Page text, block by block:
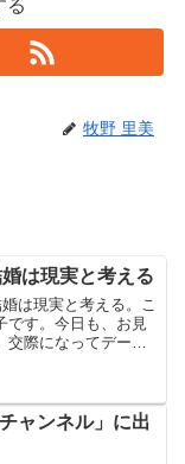
る
牧野 里美
は現実と考える
は現実と考える。こ
です。今日も、お見
際になってデート
は難...
ャンネル」に出